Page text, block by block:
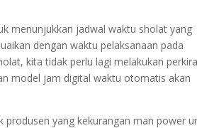
menunjukkan jadwal waktu sholat yang
dengan waktu pelaksanaan pada
kita tidak perlu lagi melakukan
model jam digital waktu otomatis akan
yang kekurangan man power